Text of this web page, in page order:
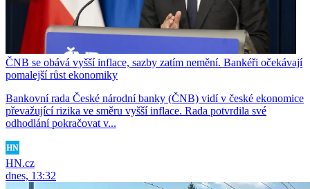
ČNB se obává vyšší inflace, sazby zatím nemění. Bankéři očekávají
pomalejší růst ekonomiky
Bankovní rada České národní banky (ČNB) vidí v české ekonomice
převažující rizika ve směru vyšší inflace. Rada potvrdila své
odhodlání pokračovat v...
HN.cz
dnes, 13:32